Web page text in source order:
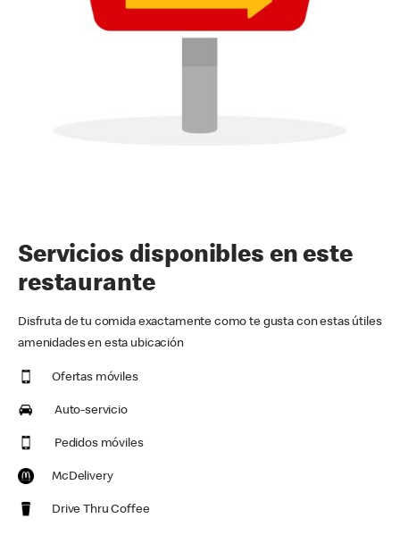
Servicios disponibles en este
restaurante
Disfruta de tu comida exactamente como te gusta con estas útiles
amenidades en esta ubicación
Ofertas móviles
Auto-servicio
Pedidos móviles
McDelivery
Drive Thru Coffee